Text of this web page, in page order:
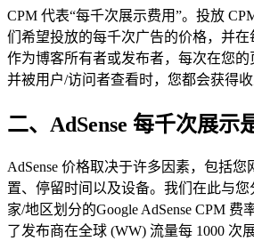
CPM 代表“每千次展示费用”。投放
们希望投放的每千次广告的价格，并在
作为博客所有者或发布者，每次在您的
并被用户/访问者查看时，您都会获得收
二、AdSense 每千次展示
AdSense 价格取决于许多因素，包括
置、停留时间以及设备。我们在此与您
家/地区划分的Google AdSense CPM
了发布商在全球 (WW) 流量每 1000 次